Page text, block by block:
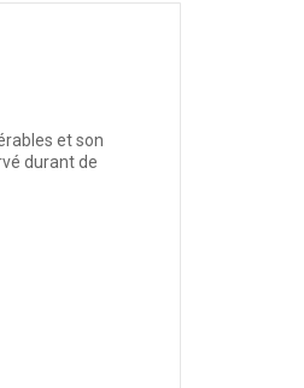
et son
durant de